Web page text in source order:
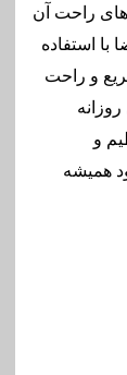
های راحت آن
با استفاده
و راحت
و
همیشه